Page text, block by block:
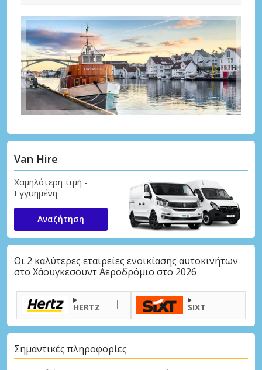
Van Hire
Χαμηλότερη τιμή -
Εγγυημένη
Αναζήτηση
Οι 2 καλύτερες εταιρείες ενοικίασης αυτοκινήτων
στο Χάουγκεσουντ Αεροδρόμιο στο 2026
HERTZ SIXT
Σημαντικές πληροφορίες